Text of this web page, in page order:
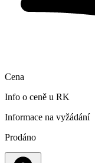
Cena
Info o ceně u RK
Informace na vyžádání
Prodáno